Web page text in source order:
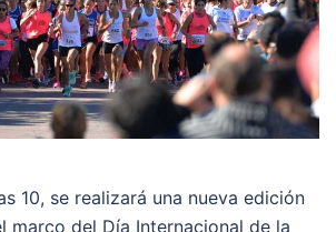
10, se realizará una nueva edición
marco del Día Internacional de la